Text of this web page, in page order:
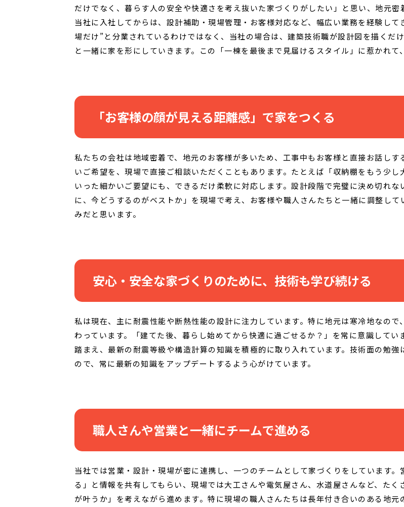
だけでなく、暮らす人の安全や快適さを考え抜いた家づくりがしたい」と思い、地元密
当社に入社してからは、設計補助・現場管理・お客様対応など、幅広い業務を経験し
場だけ”と分業されているわけではなく、当社の場合は、建築技術職が設計図を描くだ
と一緒に家を形にしていきます。この「一棟を最後まで見届けるスタイル」に惹かれて
「お客様の顔が見える距離感」で家をつくる
私たちの会社は地域密着で、地元のお客様が多いため、工事中もお客様と直接お話し
いご希望を、現場で直接ご相談いただくこともあります。たとえば「収納棚をもう少
いった細かいご要望にも、できるだけ柔軟に対応します。設計段階で完璧に決め切れ
に、今どうするのがベストか」を現場で考え、お客様や職人さんたちと一緒に調整し
みだと思います。
安心・安全な家づくりのために、技術も学び続ける
私は現在、主に耐震性能や断熱性能の設計に注力しています。特に地元は寒冷地なの
わっています。「建てた後、暮らし始めてから快適に過ごせるか？」を常に意識して
踏まえ、最新の耐震等級や構造計算の知識を積極的に取り入れています。技術面の勉
ので、常に最新の知識をアップデートするよう心がけています。
職人さんや営業と一緒にチームで進める
当社では営業・設計・現場が密に連携し、一つのチームとして家づくりをしています
る」と情報を共有してもらい、現場では大工さんや電気屋さん、水道屋さんなど、た
が叶うか」を考えながら進めます。特に現場の職人さんたちは長年付き合いのある地